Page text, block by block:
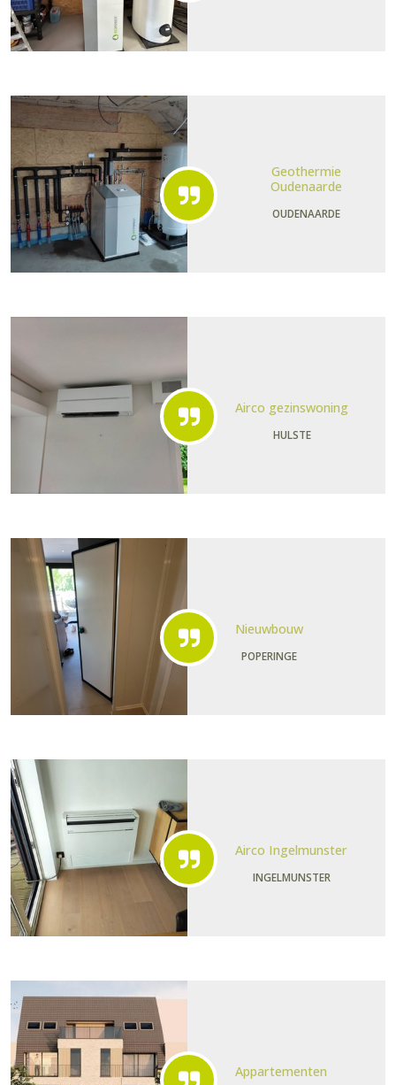
Geothermie
Oudenaarde
OUDENAARDE
Airco gezinswoning
HULSTE
Nieuwbouw
POPERINGE
Airco Ingelmunster
INGELMUNSTER
Appartementen